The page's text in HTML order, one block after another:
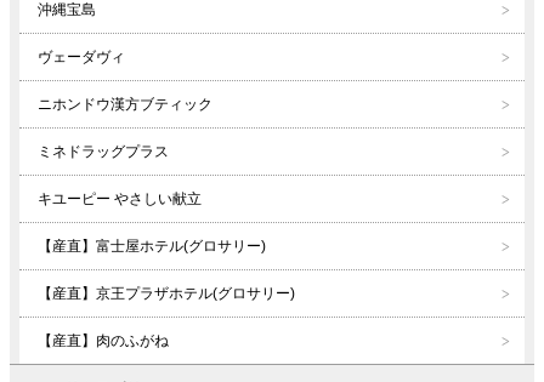
沖縄宝島
ヴェーダヴィ
ニホンドウ漢方ブティック
ミネドラッグプラス
キユーピー やさしい献立
【産直】富士屋ホテル(グロサリー)
【産直】京王プラザホテル(グロサリー)
【産直】肉のふがね